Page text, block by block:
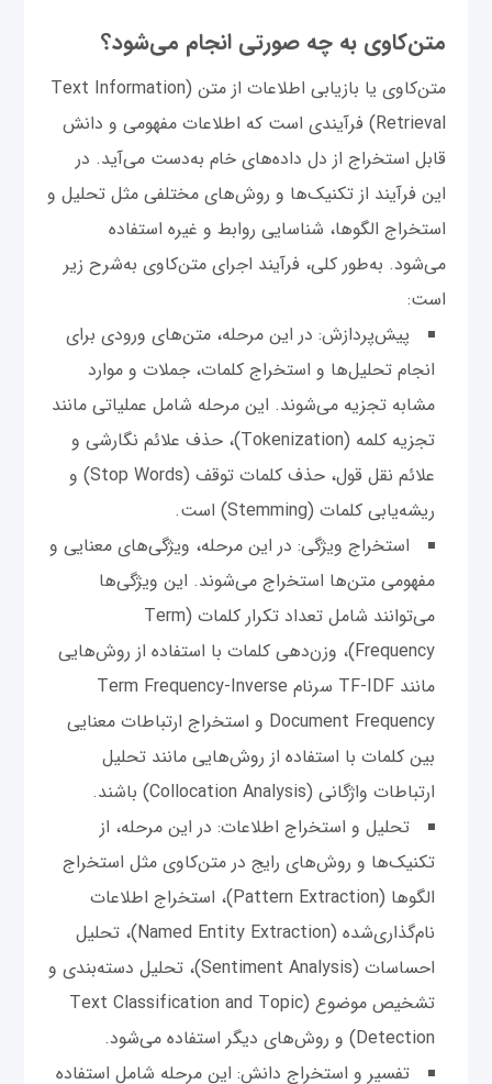
متن‌کاوی به چه صورتی انجام می‌‌شود؟
متن‌کاوی یا بازیابی اطلاعات از متن (Text Information
Retrieval) فرآیندی است که اطلاعات مفهومی و دانش
قابل استخراج از دل داده‌های خام به‌دست می‌آید. در
این فرآیند از تکنیک‌ها و روش‌های مختلفی مثل تحلیل و
استخراج الگوها، شناسایی روابط و غیره استفاده
می‌شود. به‌طور کلی، فرآیند اجرای متن‌کاوی به‌شرح زیر
است:
پیش‌پردازش: در این مرحله، متن‌های ورودی برای
انجام تحلیل‌ها و استخراج کلمات، جملات و موارد
مشابه تجزیه می‌شوند. این مرحله شامل عملیاتی مانند
تجزیه کلمه (Tokenization)، حذف علائم نگارشی و
علائم نقل قول، حذف کلمات توقف (Stop Words) و
ریشه‌یابی کلمات (Stemming) است.
استخراج ویژگی: در این مرحله، ویژگی‌های معنایی و
مفهومی متن‌ها استخراج می‌شوند. این ویژگی‌ها
می‌توانند شامل تعداد تکرار کلمات (Term
Frequency)، وزن‌دهی کلمات با استفاده از روش‌هایی
مانند TF-IDF سرنام Term Frequency-Inverse
Document Frequency و استخراج ارتباطات معنایی
بین کلمات با استفاده از روش‌هایی مانند تحلیل
ارتباطات واژگانی (Collocation Analysis) باشند.
تحلیل و استخراج اطلاعات: در این مرحله، از
تکنیک‌ها و روش‌های رایج در متن‌کاوی مثل استخراج
الگوها (Pattern Extraction)، استخراج اطلاعات
نام‌گذاری‌شده (Named Entity Extraction)، تحلیل
احساسات (Sentiment Analysis)، تحلیل دسته‌بندی و
تشخیص موضوع (Text Classification and Topic
Detection) و روش‌های دیگر استفاده می‌شود.
تفسیر و استخراج دانش: این مرحله شامل استفاده